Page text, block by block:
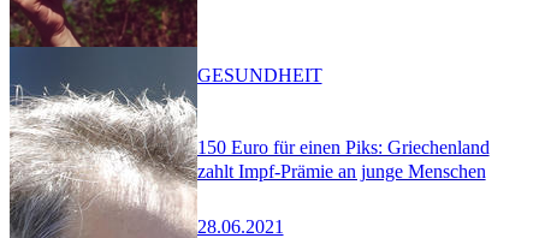
150 Euro für einen Piks: Griechenland
zahlt Impf-Prämie an junge Menschen
28.06.2021
GESUNDHEIT